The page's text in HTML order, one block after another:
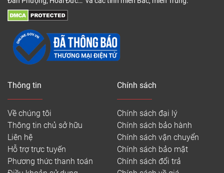
Thông tin
Về chúng tôi
Thông tin chủ sở hữu
Liên hệ
Hỗ trợ trực tuyến
Phương thức thanh toán
Chính sách
Chính sách đại lý
Chính sách bảo hành
Chính sách vận chuyển
Chính sách bảo mật
Chính sách đổi trả